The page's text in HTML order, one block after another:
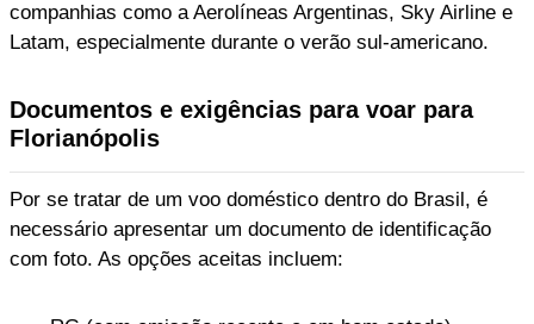
companhias como a Aerolíneas Argentinas, Sky Airline e
Latam, especialmente durante o verão sul-americano.
Documentos e exigências para voar para
Florianópolis
Por se tratar de um voo doméstico dentro do Brasil, é
necessário apresentar um documento de identificação
com foto. As opções aceitas incluem: